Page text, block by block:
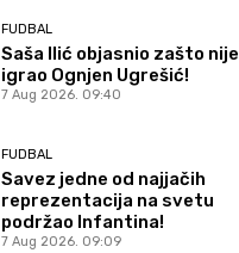
FUDBAL
Saša Ilić objasnio zašto nije
igrao Ognjen Ugrešić!
7 Aug 2026. 09:40
FUDBAL
Savez jedne od najjačih
reprezentacija na svetu
podržao Infantina!
7 Aug 2026. 09:09